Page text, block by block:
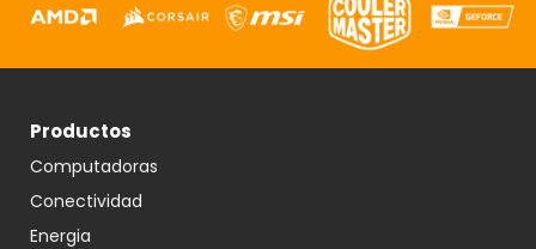
Productos
Computadoras
Conectividad
Energia